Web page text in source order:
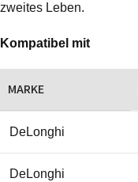
zweites Leben.
Kompatibel mit
MARKE
DeLonghi
DeLonghi